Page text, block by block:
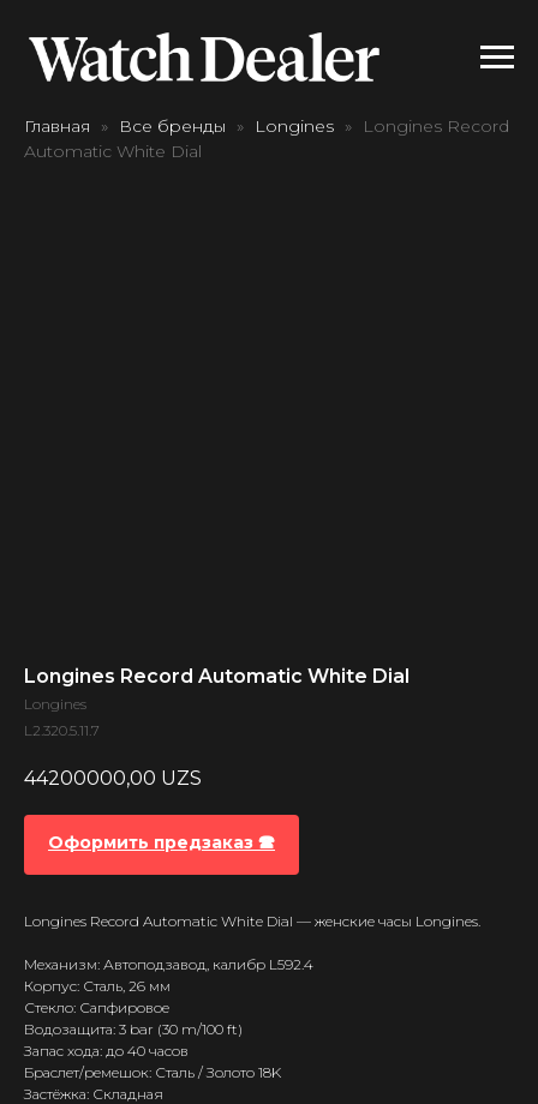
Главная Все бренды Longines
Longines Record
Automatic White Dial
Longines Record Automatic White Dial
Longines
L2.320.5.11.7
44200000,00 UZS
Оформить предзаказ 🕿
Longines Record Automatic White Dial — женские часы Longines.
Механизм: Автоподзавод, калибр L592.4
Корпус: Сталь, 26 мм
Стекло: Сапфировое
Водозащита: 3 bar (30 m/100 ft)
Запас хода: до 40 часов
Браслет/ремешок: Сталь / Золото 18K
Застёжка: Складная